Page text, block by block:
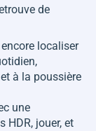
de
localiser
à la poussière
une
HDR, jouer, et